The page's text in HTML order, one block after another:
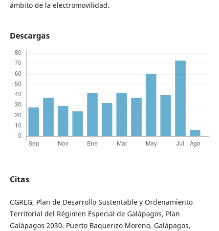
ámbito de la electromovilidad.
Descargas
Citas
CGREG, Plan de Desarrollo Sustentable y Ordenamiento
Territorial del Régimen Especial de Galápagos, Plan
Galápagos 2030. Puerto Baquerizo Moreno, Galápagos,